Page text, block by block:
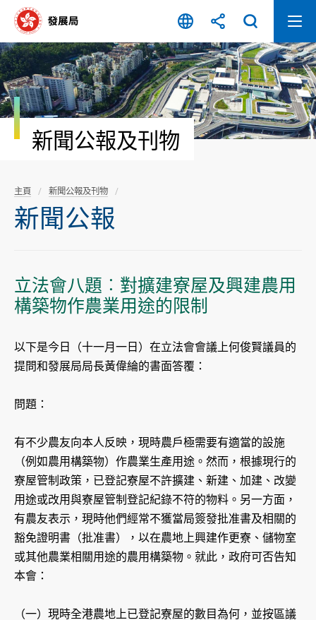
容
開
始
新聞公報及刊物
主頁 新聞公報及刊物
新聞公報
立法會八題︰對擴建寮屋及興建農用
構築物作農業用途的限制
以下是今日（十一月一日）在立法會會議上何俊賢議員的
提問和發展局局長黃偉綸的書面答覆：
問題：
有不少農友向本人反映，現時農戶極需要有適當的設施
（例如農用構築物）作農業生產用途。然而，根據現行的
寮屋管制政策，已登記寮屋不許擴建、新建、加建、改變
用途或改用與寮屋管制登記紀錄不符的物料。另一方面，
有農友表示，現時他們經常不獲當局簽發批准書及相關的
豁免證明書（批准書），以在農地上興建作更寮、儲物室
或其他農業相關用途的農用構築物。就此，政府可否告知
本會：
（一）現時全港農地上已登記寮屋的數目為何，並按區議